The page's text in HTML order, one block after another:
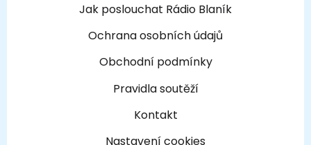
Jak poslouchat Rádio Blaník
Ochrana osobních údajů
Obchodní podmínky
Pravidla soutěží
Kontakt
Nastavení cookies